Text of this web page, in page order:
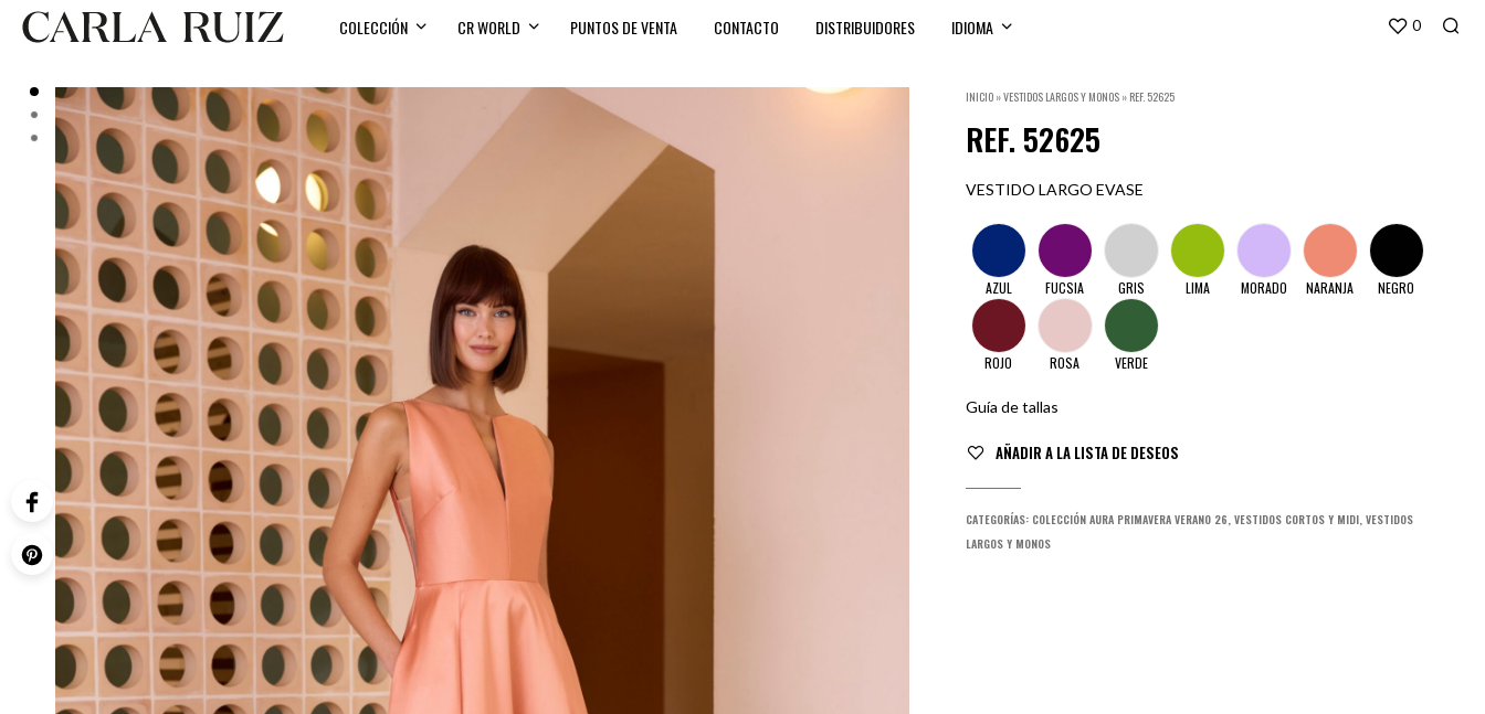
COLECCIÓN CR WORLD PUNTOS DE VENTA CONTACTO DISTRIBUIDORES IDIOMA 0
INICIO»VESTIDOS LARGOS Y MONOS» REF. 52625
REF. 52625
VESTIDO LARGO EVASE
AZUL FUCSIA GRIS LIMA MORADO NARANJA NEGRO
ROJO ROSA VERDE
Guía de tallas
AÑADIR A LA LISTA DE DESEOS
CATEGORÍAS: COLECCIÓN AURA PRIMAVERA VERANO 26 VESTIDOS CORTOS Y MIDI, VESTIDOS
LARGOS Y MONOS